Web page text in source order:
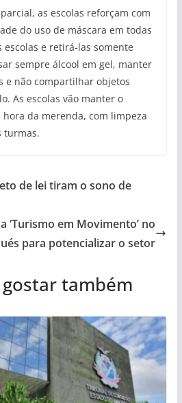
as escolas reforçam com
do uso de máscara em todas
escolas e retirá-las somente
sempre álcool em gel, manter
e não compartilhar objetos
As escolas vão manter o
da merenda, com limpeza
turmas.
de lei tiram o sono de
‘Turismo em Movimento’ no
para potencializar o setor
também